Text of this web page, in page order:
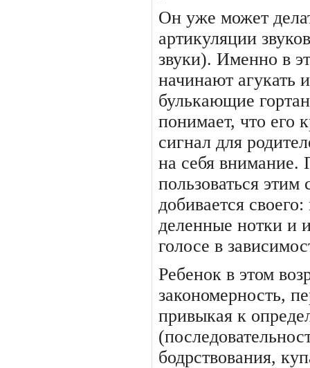
Он уже может
артикуля­ции
звуки). Именно в
начинают агукать
булькающие
понимает, что его
сиг­нал для
на себя вни­мание.
пользоваться этим
добивается
деленные нотки и
голосе в
Ребенок в этом
зако­номерность,
привыкая к
бодрствования,